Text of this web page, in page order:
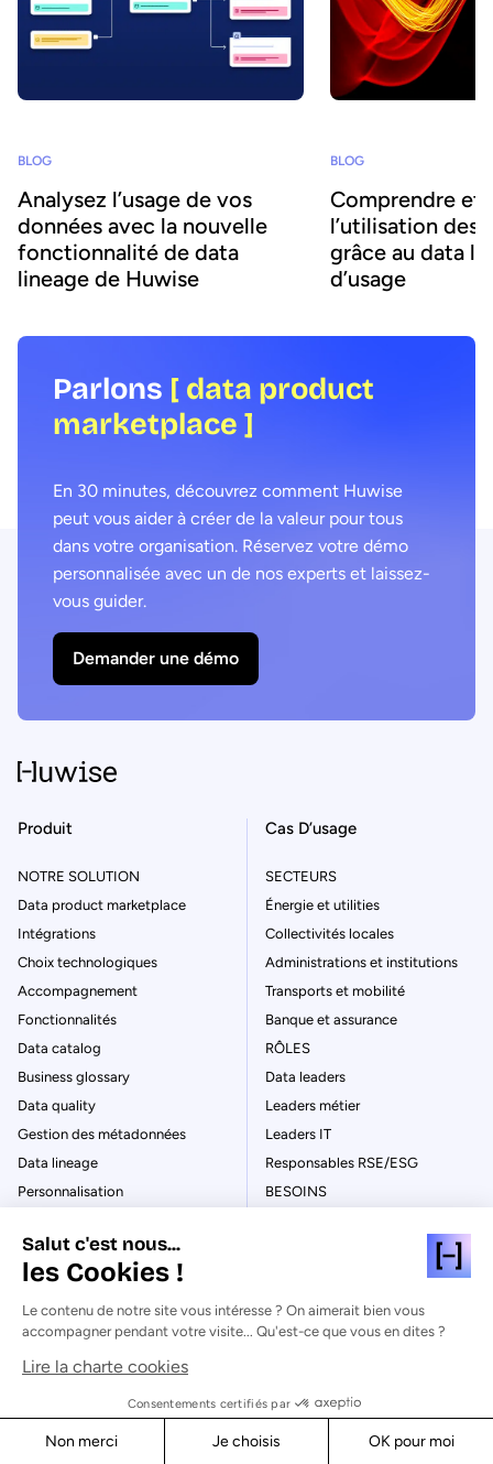
BLOG
Analysez l’usage de vos
données avec la nouvelle
fonctionnalité de data
lineage de Huwise
BLOG
Comprendre et
l’utilisation des
grâce au data
d’usage
Parlons [ data product
marketplace ]
En 30 minutes, découvrez comment Huwise
peut vous aider à créer de la valeur pour tous
dans votre organisation. Réservez votre démo
personnalisée avec un de nos experts et laissez-
vous guider.
Demander une démo
Produit
NOTRE SOLUTION
Data product marketplace
Intégrations
Choix technologiques
Accompagnement
Fonctionnalités
Data catalog
Business glossary
Data quality
Gestion des métadonnées
Data lineage
Personnalisation
Data visualisations
Automatisation
Analytics & Conversion
AI search
Data products
Collaboration
MCP & agents IA
Cas D’usage
SECTEURS
Énergie et utilities
Collectivités locales
Administrations et institutions
Transports et mobilité
Banque et assurance
RÔLES
Data leaders
Leaders métier
Leaders IT
Responsables RSE/ESG
BESOINS
Gouvernance et catalogue de
Villes intelligentes et
transparency
Données ouvertes &
conformité
Salut c'est nous...
les Cookies !
Le contenu de notre site vous intéresse ? On aimerait bien vous
accompagner pendant votre visite... Qu'est-ce que vous en dites ?
Lire la charte cookies
Consentements certifiés par
Non merci Je choisis OK pour moi